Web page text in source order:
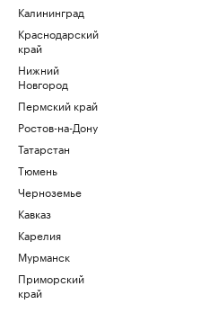
Калининград
Краснодарский
край
Нижний
Новгород
Пермский край
Ростов-на-Дону
Татарстан
Тюмень
Черноземье
Кавказ
Карелия
Мурманск
Приморский
край